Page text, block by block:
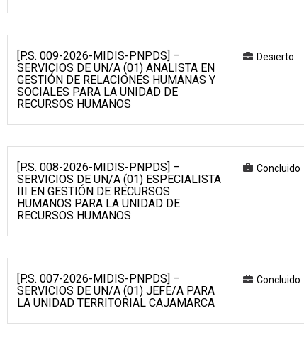
[P.S. 009-2026-MIDIS-PNPDS] –
SERVICIOS DE UN/A (01) ANALISTA EN
GESTIÓN DE RELACIONES HUMANAS Y
SOCIALES PARA LA UNIDAD DE
RECURSOS HUMANOS
Desierto
[P.S. 008-2026-MIDIS-PNPDS] –
SERVICIOS DE UN/A (01) ESPECIALISTA
III EN GESTIÓN DE RECURSOS
HUMANOS PARA LA UNIDAD DE
RECURSOS HUMANOS
Concluido
[P.S. 007-2026-MIDIS-PNPDS] –
SERVICIOS DE UN/A (01) JEFE/A PARA
LA UNIDAD TERRITORIAL CAJAMARCA
Concluido